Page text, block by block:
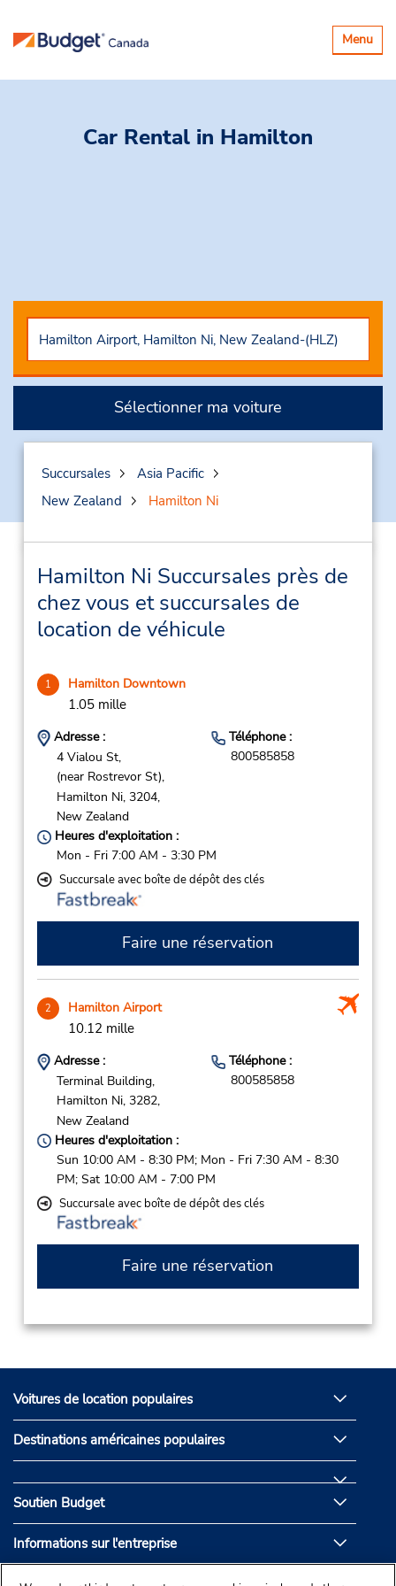
Basculer
la
Menu
Car Rental in Hamilton
Sélectionner ma voiture
Succursales
Asia Pacific
New Zealand
Hamilton Ni
Hamilton Ni Succursales près de
chez vous et succursales de
location de véhicule
1 Hamilton Downtown
1.05 mille
Adresse :
4 Vialou St,
(near Rostrevor St),
Hamilton Ni, 3204,
New Zealand
Téléphone :
800585858
Heures d'exploitation :
Mon - Fri 7:00 AM - 3:30 PM
Succursale avec boîte de dépôt des clés
Faire une réservation
2 Hamilton Airport
10.12 mille
Adresse :
Terminal Building,
Hamilton Ni, 3282,
New Zealand
Téléphone :
800585858
Heures d'exploitation :
Sun 10:00 AM - 8:30 PM; Mon - Fri 7:30 AM - 8:30
PM; Sat 10:00 AM - 7:00 PM
Succursale avec boîte de dépôt des clés
Faire une réservation
Voitures de location populaires
Destinations américaines populaires
Soutien Budget
Informations sur l'entreprise